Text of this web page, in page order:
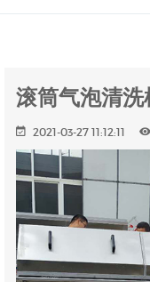
滚筒气泡清洗
2021-03-27 11:12:11